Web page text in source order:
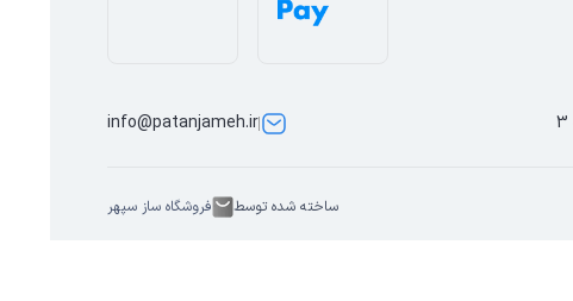
info@patanjameh.ir
ساخته شده توسط فروشگاه ساز سپهر